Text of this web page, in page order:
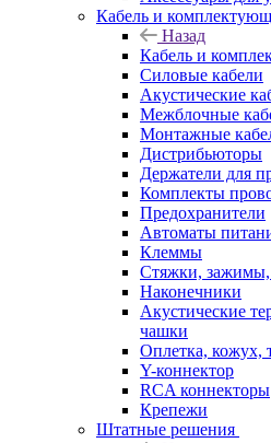
Кабель и
Назад
Кабель и
Силовые кабели
Акустические
Межблочные
Монтажные
Дистрибьюторы
Держатели для
Комплекты
Предохранители
Автоматы
Клеммы
Стяжки,
Наконечники
Акустические
чашки
Оплетка, кожух,
Y-коннектор
RCA коннекторы
Крепежи
Штатные решения